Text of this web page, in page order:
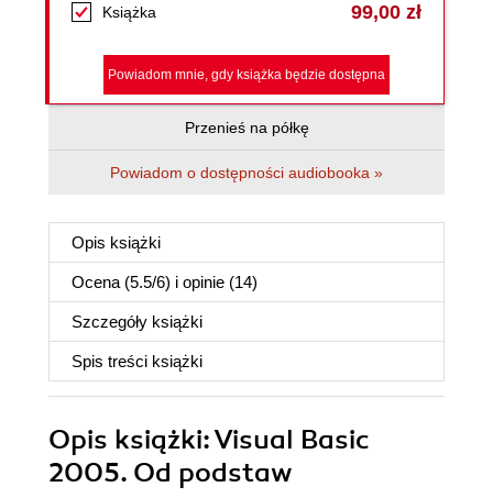
Książka 99,00 zł
Powiadom mnie, gdy książka będzie dostępna
Przenieś na półkę
Powiadom o dostępności audiobooka »
Opis książki
Ocena (5.5/6) i opinie (14)
Szczegóły książki
Spis treści książki
Opis książki: Visual Basic
2005. Od podstaw